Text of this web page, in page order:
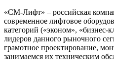
«СМ-Лифт» – российская
современное лифтовое
категорий («эконом»,
лидеров данного рыночного
грамотное проектирование,
занимаемся их техническим